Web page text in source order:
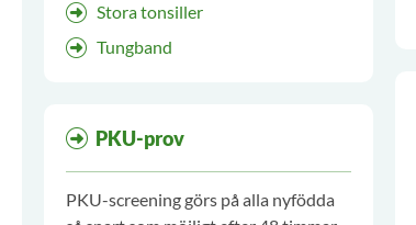
Stora tonsiller
Tungband
PKU-prov
PKU-screening görs på alla nyfödda